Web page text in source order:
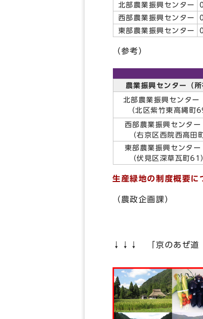
北部農業振興センター
西部農業振興センター
東部農業振興センター
（参考）
農業振興センター（所
北部農業振興センター
（北区紫竹東高縄町
西部農業振興センター
（右京区西院西高田
東部農業振興センター
（伏見区深草瓦町61
生産緑地の制度概要に
（農政企画課）
↓↓↓ 「京のあぜ道